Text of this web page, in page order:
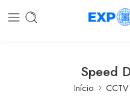
Speed
Início CCTV